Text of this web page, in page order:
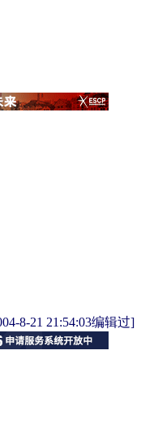
8-21 21:54:03编辑过]